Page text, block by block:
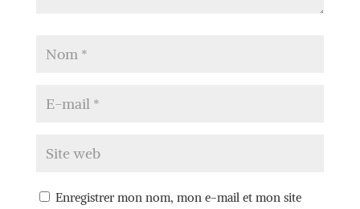
Enregistrer mon nom, mon e-mail et mon site